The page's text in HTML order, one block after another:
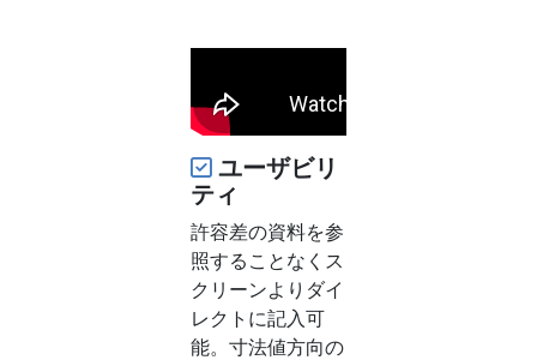
ユーザビリ
ティ
許容差の資料を参
照することなくス
クリーンよりダイ
レクトに記入可
能。寸法値方向の